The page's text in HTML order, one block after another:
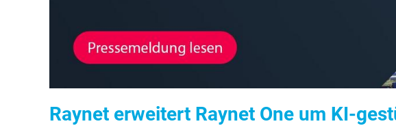
Raynet erweitert Raynet One um KI-